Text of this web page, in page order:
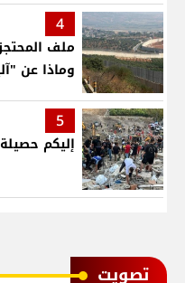
4
ملف
وماذا عن
5
إليكم حصيلة
ﺗﺼﻮﻳﺖ